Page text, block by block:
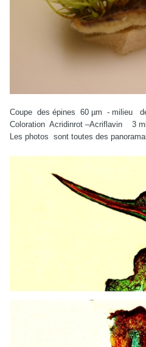
Coupe des épines 60 µm - milieu
Coloration Acridinrot –Acriflavin 3
Les photos sont toutes des